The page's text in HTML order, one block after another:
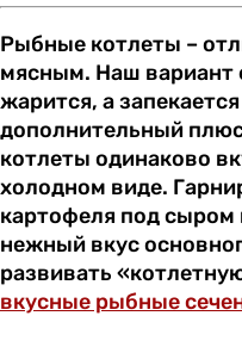
Рыбные котлеты –
мясным. Наш вариант
жарится, а
дополнительный
котлеты одинаково
холодном виде.
картофеля под сыром
нежный вкус
развивать
вкусные рыбные